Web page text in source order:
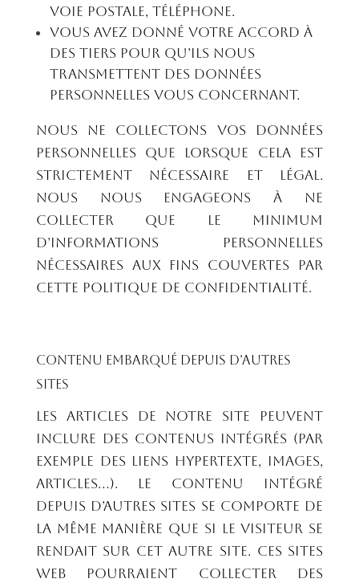
voie postale, téléphone.
Vous avez donné votre accord à
des tiers pour qu’ils nous
transmettent des données
personnelles vous concernant.
Nous ne collectons vos données
personnelles que lorsque cela est
strictement nécessaire et légal.
Nous nous engageons à ne
collecter que le minimum
d’informations personnelles
nécessaires aux fins couvertes par
cette Politique de confidentialité.
Contenu embarqué depuis d’autres
sites
Les articles de notre site peuvent
inclure des contenus intégrés (par
exemple des liens hypertexte, images,
articles…). Le contenu intégré
depuis d’autres sites se comporte de
la même manière que si le visiteur se
rendait sur cet autre site. Ces sites
web pourraient collecter des